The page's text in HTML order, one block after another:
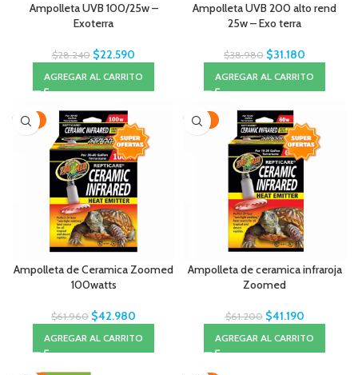
Ampolleta UVB 100/25w –
Exoterra
$28.240 $22.590
AGREGAR AL CARRITO
Ampolleta UVB 200 alto rend
25w – Exo terra
$38.980 $31.180
AGREGAR AL CARRITO
-31%
Ampolleta de Ceramica Zoomed
100watts
$61.960 $42.980
AGREGAR AL CARRITO
-33%
Ampolleta de ceramica infraroja
Zoomed
$61.200 $41.190
AGREGAR AL CARRITO